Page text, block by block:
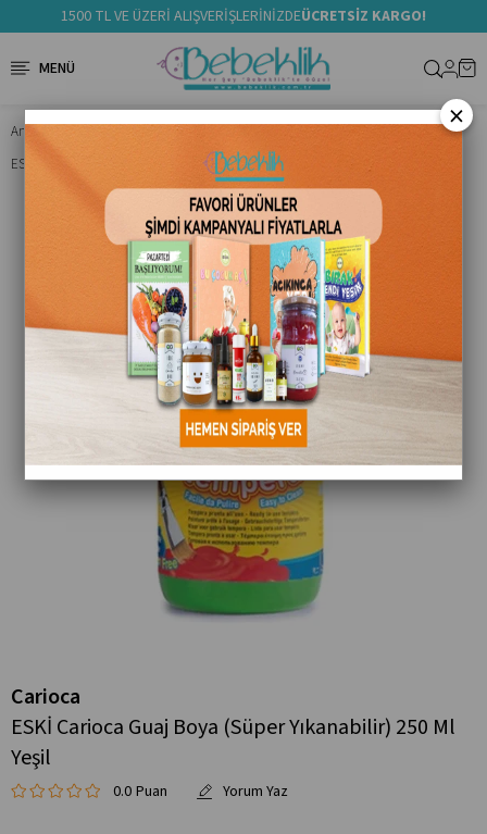
1500 TL VE ÜZERİ ALIŞVERİŞLERİNİZDEÜCRETSİZ KARGO!
Anasayfa
Boyama& Aktivite
ESKİ Carioca Guaj Boya (Süper Yıkanabilir) 250 Ml Yeşil
Carioca
ESKİ Carioca Guaj Boya (Süper Yıkanabilir) 250 Ml
Yeşil
0.0
×